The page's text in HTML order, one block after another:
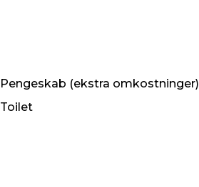
Pengeskab (ekstra omkostninger)
Toilet